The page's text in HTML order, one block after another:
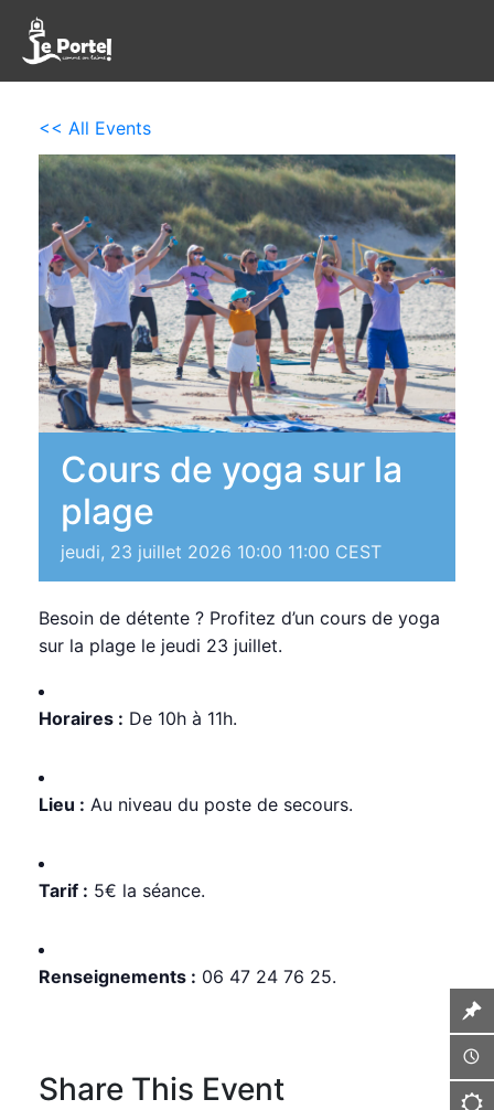
<< All Events
Cours de yoga sur la
plage
jeudi, 23 juillet 2026 10:00 11:00 CEST
Besoin de détente ? Profitez d’un cours de yoga
sur la plage le jeudi 23 juillet.
Horaires : De 10h à 11h.
Lieu : Au niveau du poste de secours.
Tarif : 5€ la séance.
Renseignements : 06 47 24 76 25.
Share This Event